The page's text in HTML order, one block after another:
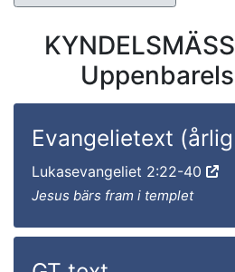
Evangelietext
Lukasevangeliet 2:22-40
Jesus bärs fram i templet